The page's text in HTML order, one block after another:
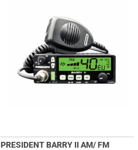
PRESIDENT BARRY II AM/ FM